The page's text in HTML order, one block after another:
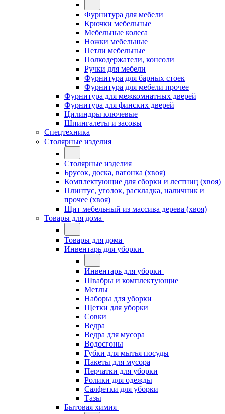
Фурнитура для мебели
Крючки мебельные
Мебельные колеса
Ножки мебельные
Петли мебельные
Полкодержатели, консоли
Ручки для мебели
Фурнитура для барных стоек
Фурнитура для мебели прочее
Фурнитура для межкомнатных дверей
Фурнитура для финских дверей
Цилиндры ключевые
Шпингалеты и засовы
Спецтехника
Столярные изделия
Столярные изделия
Брусок, доска, вагонка (хвоя)
Комплектующие для сборки и лестниц (хвоя)
Плинтус, уголок, раскладка, наличник и
прочее (хвоя)
Щит мебельный из массива дерева (хвоя)
Товары для дома
Товары для дома
Инвентарь для уборки
Инвентарь для уборки
Швабры и комплектующие
Метлы
Наборы для уборки
Щетки для уборки
Совки
Ведра
Ведра для мусора
Водосгоны
Губки для мытья посуды
Пакеты для мусора
Перчатки для уборки
Ролики для одежды
Салфетки для уборки
Тазы
Бытовая химия